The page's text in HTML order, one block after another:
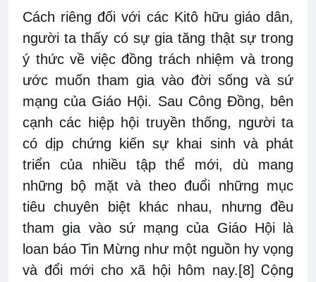
Cách riêng đối với các Kitô hữu giáo dân,
người ta thấy có sự gia tăng thật sự trong
ý thức về việc đồng trách nhiệm và trong
ước muốn tham gia vào đời sống và sứ
mạng của Giáo Hội. Sau Công Đồng, bên
cạnh các hiệp hội truyền thống, người ta
có dịp chứng kiến sự khai sinh và phát
triển của nhiều tập thể mới, dù mang
những bộ mặt và theo đuổi những mục
tiêu chuyên biệt khác nhau, nhưng đều
tham gia vào sứ mạng của Giáo Hội là
loan báo Tin Mừng như một nguồn hy vọng
và đổi mới cho xã hội hôm nay. [8] Cộng